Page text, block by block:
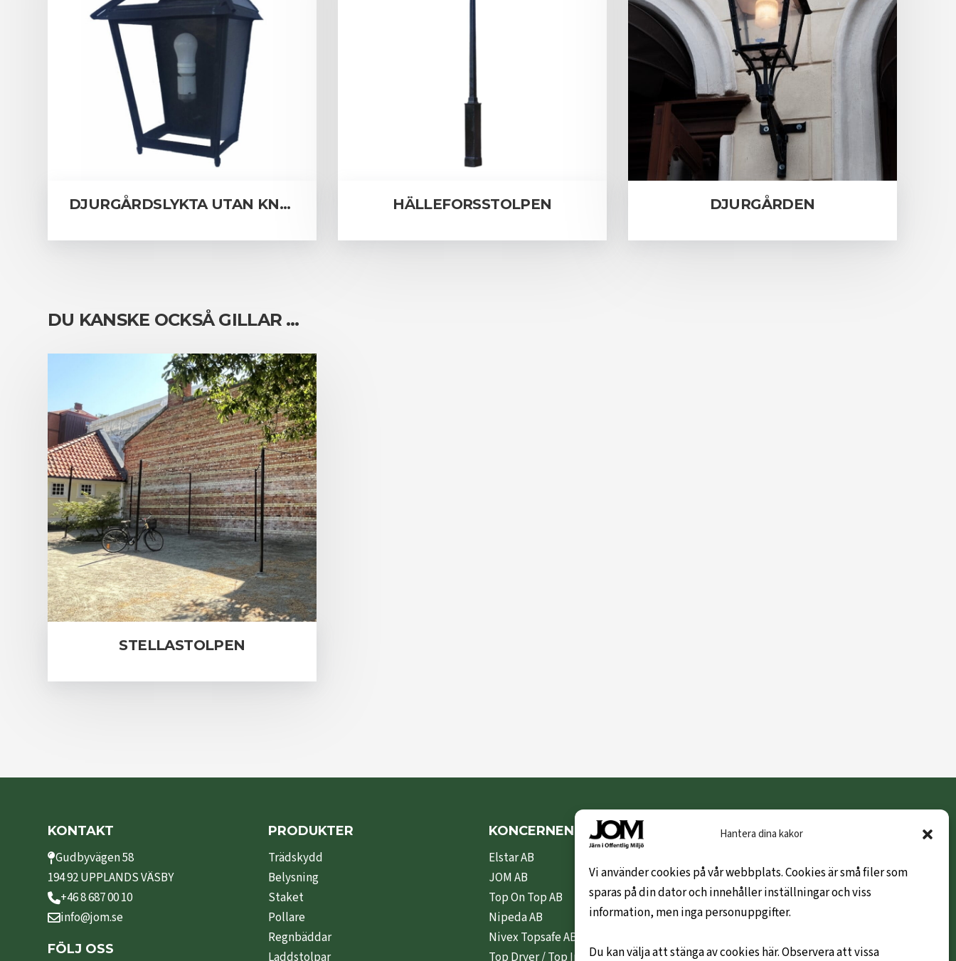
Hantera dina kakor
Vi använder cookies på vår webbplats. Cookies är små filer som
sparas på din dator och innehåller inställningar och viss
information, men inga personuppgifter.
Du kan välja att stänga av cookies här. Observera att vissa
DJURGÅRDSLYKTA UTAN KNOPP HÄLLEFORSSTOLPEN DJURGÅRDEN
DU KANSKE OCKSÅ GILLAR …
STELLASTOLPEN
KONTAKT
Gudbyvägen 58
194 92 UPPLANDS VÄSBY
+46 8 687 00 10
info@jom.se
FÖLJ OSS
PRODUKTER
Trädskydd
Belysning
Staket
Pollare
Regnbäddar
KONCERNEN
Elstar AB
JOM AB
Top On Top AB
Nipeda AB
Nivex Topsafe AB
KUNDINFO
Om oss
Leveransvillkor
Hållbarhetspolicy